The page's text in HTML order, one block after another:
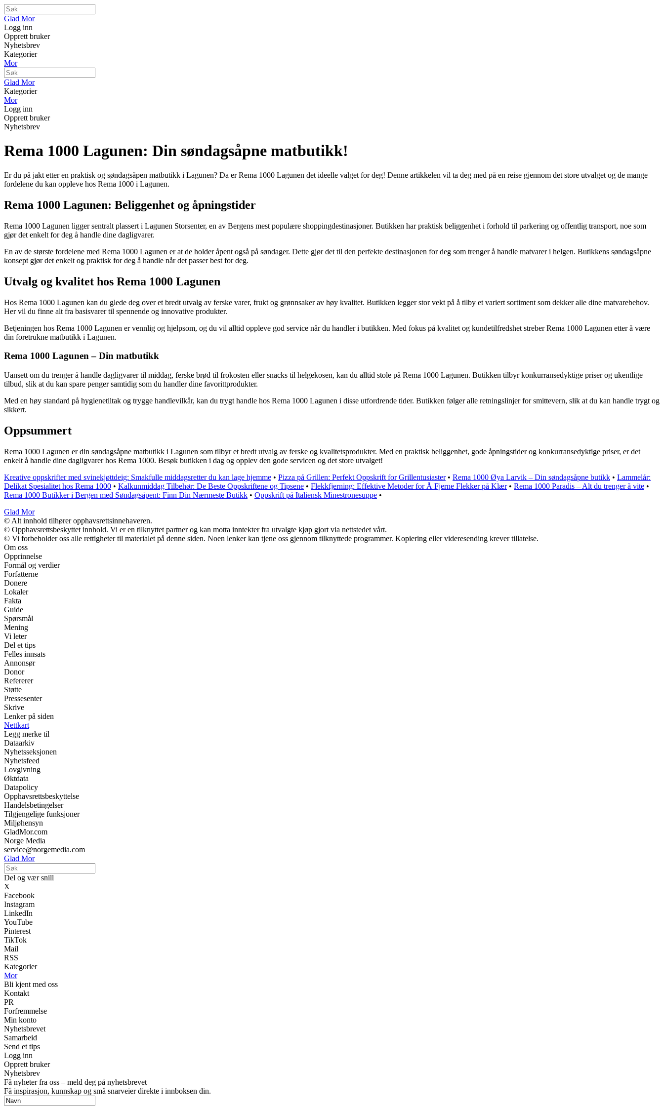
Glad Mor
Logg inn
Opprett bruker
Nyhetsbrev
Kategorier
Mor
Glad Mor
Kategorier
Mor
Logg inn
Opprett bruker
Nyhetsbrev
Rema 1000 Lagunen: Din søndagsåpne matbutikk!
Er du på jakt etter en praktisk og søndagsåpen matbutikk i Lagunen? Da er Rema 1000 Lagunen det ideelle valget for deg! Denne artikkelen vil ta deg med på en reise gjennom det store utvalget og de mange
fordelene du kan oppleve hos Rema 1000 i Lagunen.
Rema 1000 Lagunen: Beliggenhet og åpningstider
Rema 1000 Lagunen ligger sentralt plassert i Lagunen Storsenter, en av Bergens mest populære shoppingdestinasjoner. Butikken har praktisk beliggenhet i forhold til parkering og offentlig transport, noe som
gjør det enkelt for deg å handle dine dagligvarer.
En av de største fordelene med Rema 1000 Lagunen er at de holder åpent også på søndager. Dette gjør det til den perfekte destinasjonen for deg som trenger å handle matvarer i helgen. Butikkens søndagsåpne
konsept gjør det enkelt og praktisk for deg å handle når det passer best for deg.
Utvalg og kvalitet hos Rema 1000 Lagunen
Hos Rema 1000 Lagunen kan du glede deg over et bredt utvalg av ferske varer, frukt og grønnsaker av høy kvalitet. Butikken legger stor vekt på å tilby et variert sortiment som dekker alle dine matvarebehov.
Her vil du finne alt fra basisvarer til spennende og innovative produkter.
Betjeningen hos Rema 1000 Lagunen er vennlig og hjelpsom, og du vil alltid oppleve god service når du handler i butikken. Med fokus på kvalitet og kundetilfredshet streber Rema 1000 Lagunen etter å være
din foretrukne matbutikk i Lagunen.
Rema 1000 Lagunen – Din matbutikk
Uansett om du trenger å handle dagligvarer til middag, ferske brød til frokosten eller snacks til helgekosen, kan du alltid stole på Rema 1000 Lagunen. Butikken tilbyr konkurransedyktige priser og ukentlige
tilbud, slik at du kan spare penger samtidig som du handler dine favorittprodukter.
Med en høy standard på hygienetiltak og trygge handlevilkår, kan du trygt handle hos Rema 1000 Lagunen i disse utfordrende tider. Butikken følger alle retningslinjer for smittevern, slik at du kan handle trygt og
sikkert.
Oppsummert
Rema 1000 Lagunen er din søndagsåpne matbutikk i Lagunen som tilbyr et bredt utvalg av ferske og kvalitetsprodukter. Med en praktisk beliggenhet, gode åpningstider og konkurransedyktige priser, er det
enkelt å handle dine dagligvarer hos Rema 1000. Besøk butikken i dag og opplev den gode servicen og det store utvalget!
Kreative oppskrifter med svinekjøttdeig: Smakfulle middagsretter du kan lage hjemme • Pizza på Grillen: Perfekt Oppskrift for Grillentusiaster• Rema 1000 Øya Larvik – Din søndagsåpne butikk • Lammelår:
Delikat Spesialitet hos Rema 1000 • Kalkunmiddag Tilbehør: De Beste Oppskriftene og Tipsene • Flekkfjerning: Effektive Metoder for Å Fjerne Flekker på Klær• Rema 1000 Paradis – Alt du trenger å vite •
Rema 1000 Butikker i Bergen med Søndagsåpent: Finn Din Nærmeste Butikk • Oppskrift på Italiensk Minestronesuppe •
Glad Mor
© Alt innhold tilhører opphavsrettsinnehaveren.
© Opphavsrettsbeskyttet innhold. Vi er en tilknyttet partner og kan motta inntekter fra utvalgte kjøp gjort via nettstedet vårt.
© Vi forbeholder oss alle rettigheter til materialet på denne siden. Noen lenker kan tjene oss gjennom tilknyttede programmer. Kopiering eller videresending krever tillatelse.
Om oss
Opprinnelse
Formål og verdier
Forfatterne
Donere
Lokaler
Fakta
Guide
Spørsmål
Mening
Vi leter
Del et tips
Felles innsats
Annonsør
Donor
Refererer
Støtte
Pressesenter
Skrive
Lenker på siden
Nettkart
Legg merke til
Dataarkiv
Nyhetsseksjonen
Nyhetsfeed
Lovgivning
Øktdata
Datapolicy
Opphavsrettsbeskyttelse
Handelsbetingelser
Tilgjengelige funksjoner
Miljøhensyn
GladMor.com
Norge Media
service@norgemedia.com
Glad Mor
Del og vær snill
X
Facebook
Instagram
LinkedIn
YouTube
Pinterest
TikTok
Mail
RSS
Kategorier
Mor
Bli kjent med oss
Kontakt
PR
Forfremmelse
Min konto
Nyhetsbrevet
Samarbeid
Send et tips
Logg inn
Opprett bruker
Nyhetsbrev
Få nyheter fra oss – meld deg på nyhetsbrevet
Få inspirasjon, kunnskap og små snarveier direkte i innboksen din.